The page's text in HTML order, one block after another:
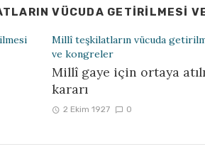
VÜCUDA GETIRILMESI
Millî teşkilatların vücuda
ve kongreler
Millî gaye için ortaya
kararı
2 Ekim 1927 0